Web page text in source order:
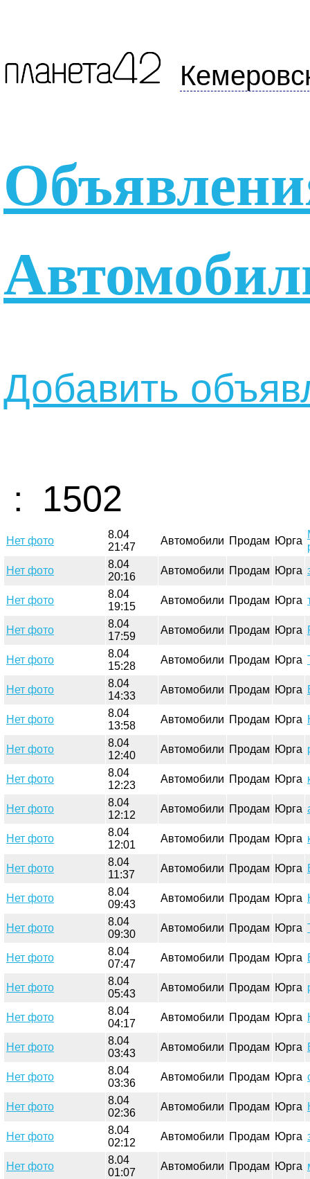
Добавить
: 1502
Нет фото
8.04
21:47
Автомобили Продам Юрга
Нет фото
8.04
20:16
Автомобили Продам Юрга
Нет фото
8.04
19:15
Автомобили Продам Юрга
Нет фото
8.04
17:59
Автомобили Продам Юрга
Нет фото
8.04
15:28
Автомобили Продам Юрга
Нет фото
8.04
14:33
Автомобили Продам Юрга
Нет фото
8.04
13:58
Автомобили Продам Юрга
Нет фото
8.04
12:40
Автомобили Продам Юрга
Нет фото
8.04
12:23
Автомобили Продам Юрга
Нет фото
8.04
12:12
Автомобили Продам Юрга
Нет фото
8.04
12:01
Автомобили Продам Юрга
Нет фото
8.04
11:37
Автомобили Продам Юрга
Нет фото
8.04
09:43
Автомобили Продам Юрга
Нет фото
8.04
09:30
Автомобили Продам Юрга
Нет фото
8.04
07:47
Автомобили Продам Юрга
Нет фото
8.04
05:43
Автомобили Продам Юрга
Нет фото
8.04
04:17
Автомобили Продам Юрга
Нет фото
8.04
03:43
Автомобили Продам Юрга
Нет фото
8.04
03:36
Автомобили Продам Юрга
Нет фото
8.04
02:36
Автомобили Продам Юрга
Нет фото
8.04
02:12
Автомобили Продам Юрга
Нет фото
8.04
01:07
Автомобили Продам Юрга